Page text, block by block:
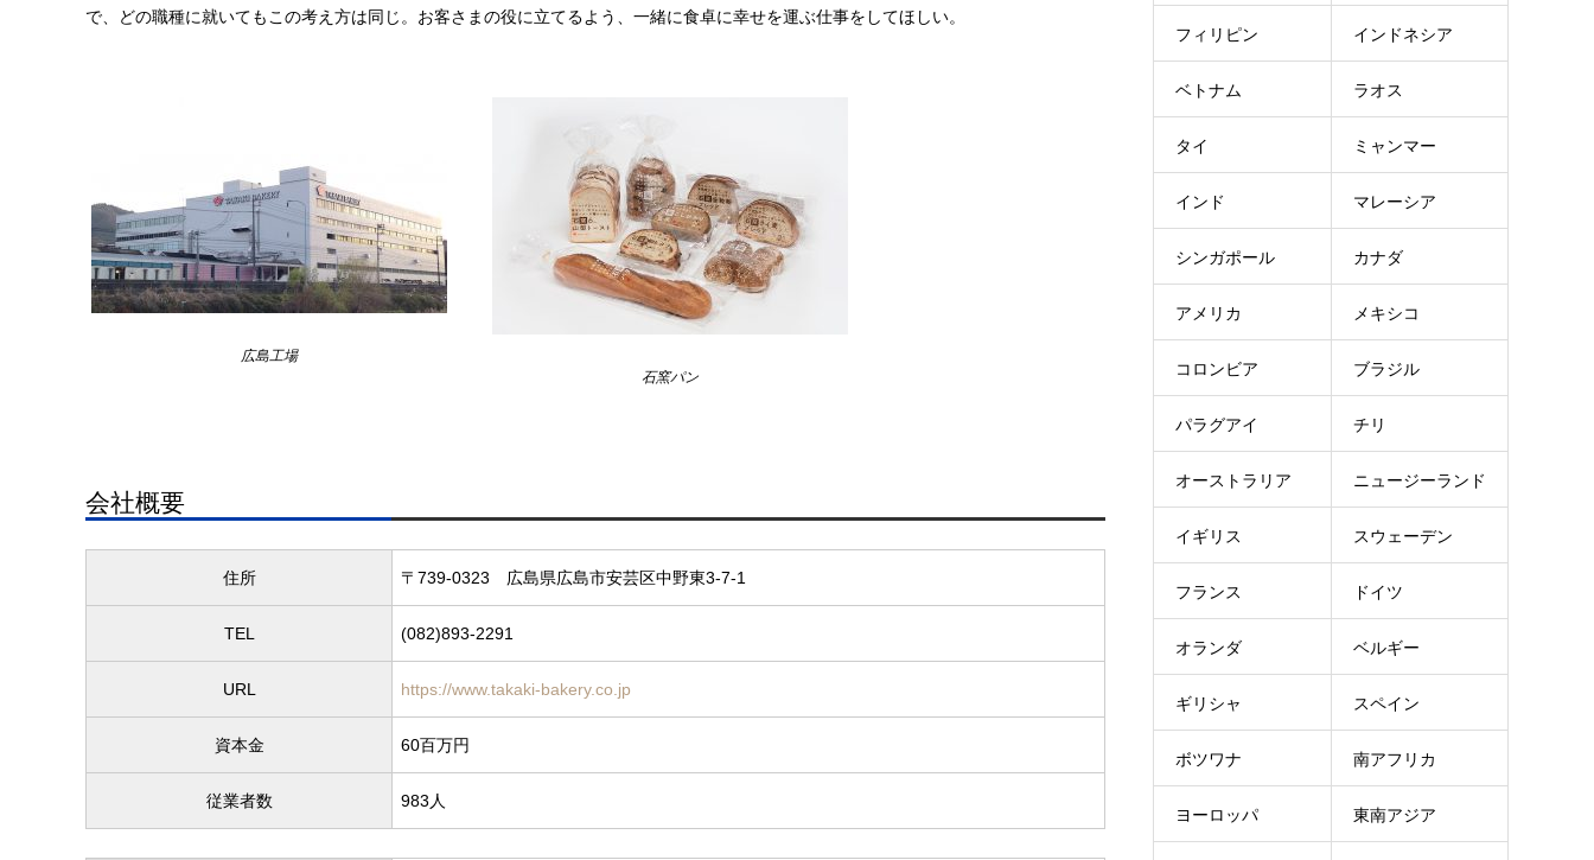
で、どの職種に就いてもこの考え方は同じ。お客さまの役に立てるよう、一緒に食卓に幸せを運ぶ仕事をしてほしい。
広島工場
石窯パン
会社概要
住所 〒739-0323 広島県広島市安芸区中野東3-7-1
TEL (082)893-2291
URL https://www.takaki-bakery.co.jp
資本金 60百万円
従業者数 983人
フィリピン インドネシア
ベトナム ラオス
タイ ミャンマー
インド マレーシア
シンガポール カナダ
アメリカ メキシコ
コロンビア ブラジル
パラグアイ チリ
オーストラリア ニュージーランド
イギリス スウェーデン
フランス ドイツ
オランダ ベルギー
ギリシャ スペイン
ボツワナ 南アフリカ
ヨーロッパ 東南アジア